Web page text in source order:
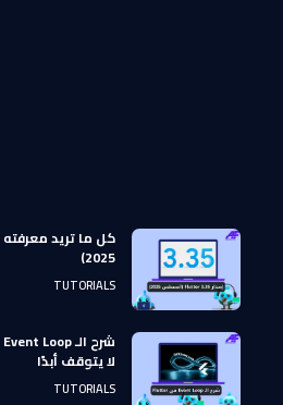
2025)
TUTORIALS
لا يتوقف أبدًا
TUTORIALS